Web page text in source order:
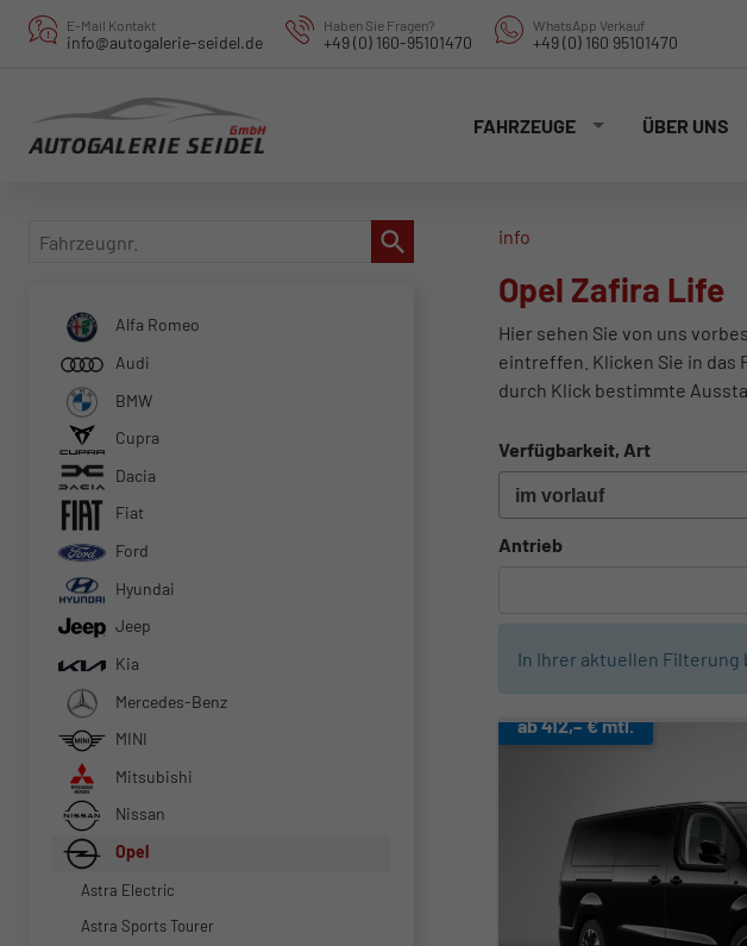
E-Mail Kontakt
info@autogalerie-seidel.de
Haben Sie Fragen?
+49 (0) 160-95101470
WhatsApp Verkauf
+49 (0) 160 95101470
FAHRZEUGE ÜBER UNS
info
Opel Zafira Life
Hier sehen Sie von uns
eintreffen. Klicken Sie in das
durch Klick bestimmte
Verfügbarkeit, Art
Antrieb
In Ihrer aktuellen Filterung
ab 412,– € mtl.
Fahrzeugnr.
Alfa Romeo
Audi
BMW
Cupra
Dacia
Fiat
Ford
Hyundai
Jeep
Kia
Mercedes-Benz
MINI
Mitsubishi
Nissan
Opel
Astra Electric
Astra Sports Tourer